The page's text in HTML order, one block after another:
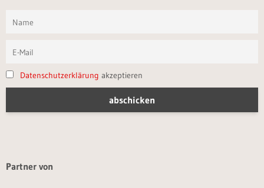
Datenschutzerklärung akzeptieren
Partner von